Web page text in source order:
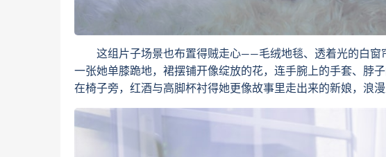
这组片子场景也布置得贼走心——毛绒地毯、透着光的白窗
一张她单膝跪地，裙摆铺开像绽放的花，连手腕上的手套、脖
在椅子旁，红酒与高脚杯衬得她更像故事里走出来的新娘，浪漫